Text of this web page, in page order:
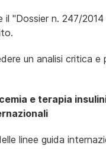
il "Dossier n. 247/
un analisi critica e
e terapia
linee guida